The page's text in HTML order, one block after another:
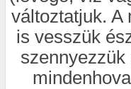
változtatjuk. A
is vesszük